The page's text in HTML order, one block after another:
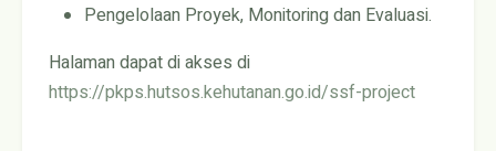
Pengelolaan Proyek, Monitoring dan Evaluasi.
Halaman dapat di akses di
https://pkps.hutsos.kehutanan.go.id/ssf-project